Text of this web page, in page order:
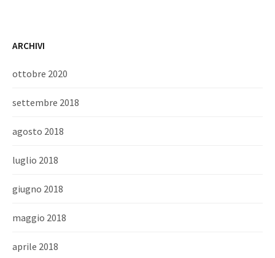
ARCHIVI
ottobre 2020
settembre 2018
agosto 2018
luglio 2018
giugno 2018
maggio 2018
aprile 2018